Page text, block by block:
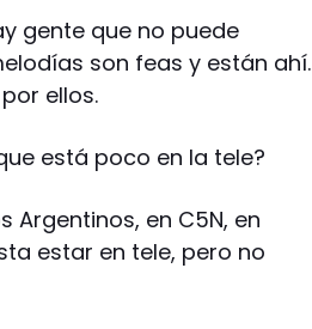
gente que no puede
son feas y están ahí.
ellos.
está poco en la tele?
en C5N, en
estar en tele, pero no